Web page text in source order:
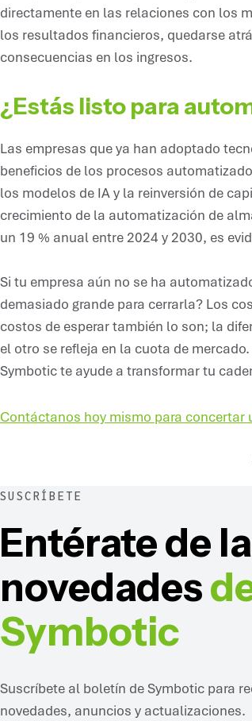
directamente en las relaciones con los
los resultados financieros, quedarse
consecuencias en los ingresos.
¿Estás listo para
Las empresas que ya han adoptado
beneficios de los procesos
los modelos de IA y la reinversión de
crecimiento de la automatización de
un 19 % anual entre 2024 y 2030, es
Si tu empresa aún no se ha
demasiado grande para cerrarla? Los
costos de esperar también lo son; la
el otro se refleja en la cuota de
Symbotic te ayude a transformar tu
Contáctanos hoy mismo para concertar
SUSCRÍBETE
Entérate de
novedades
Symbotic
Suscríbete al boletín de Symbotic para
novedades, anuncios y actualizaciones.